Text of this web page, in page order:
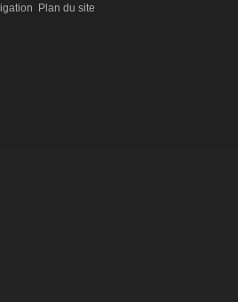
Plan du site